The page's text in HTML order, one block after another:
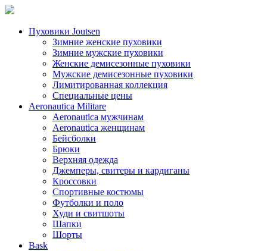
Пуховики Joutsen
Зимние женские пуховики
Зимние мужские пуховики
Женские демисезонные пуховики
Мужские демисезонные пуховики
Лимитированная коллекция
Специальные цены
Aeronautica Militare
Aeronautica мужчинам
Aeronautica женщинам
Бейсболки
Брюки
Верхняя одежда
Джемперы, свитеры и кардиганы
Кроссовки
Спортивные костюмы
Футболки и поло
Худи и свитшоты
Шапки
Шорты
Bask